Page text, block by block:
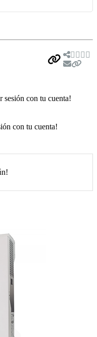
sesión con tu cuenta!
con tu cuenta!